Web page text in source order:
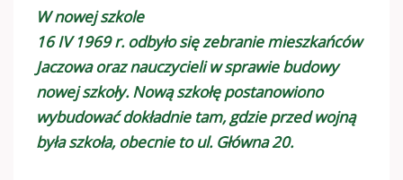
W nowej szkole
16 IV 1969 r. odbyło się zebranie mieszkańców
Jaczowa oraz nauczycieli w sprawie budowy
nowej szkoły. Nową szkołę postanowiono
wybudować dokładnie tam, gdzie przed wojną
była szkoła, obecnie to ul. Główna 20.